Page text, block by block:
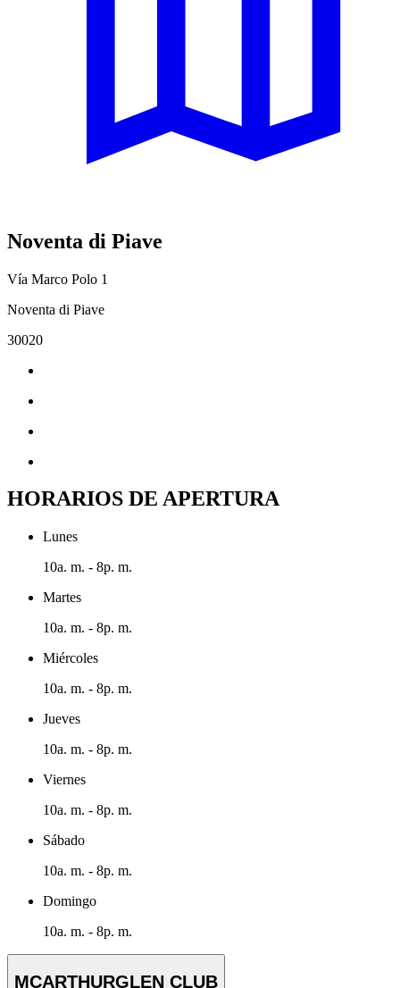
Noventa di Piave
Vía Marco Polo 1
Noventa di Piave
30020
HORARIOS DE APERTURA
Lunes
10a. m. - 8p. m.
Martes
10a. m. - 8p. m.
Miércoles
10a. m. - 8p. m.
Jueves
10a. m. - 8p. m.
Viernes
10a. m. - 8p. m.
Sábado
10a. m. - 8p. m.
Domingo
10a. m. - 8p. m.
MCARTHURGLEN CLUB